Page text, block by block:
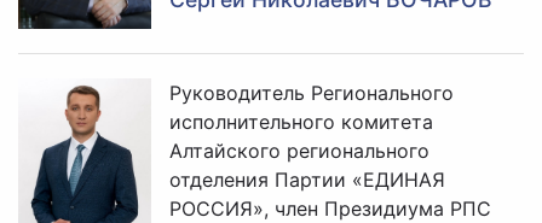
Руководитель Регионального
исполнительного комитета
Алтайского регионального
отделения Партии «ЕДИНАЯ
РОССИЯ», член Президиума РПС